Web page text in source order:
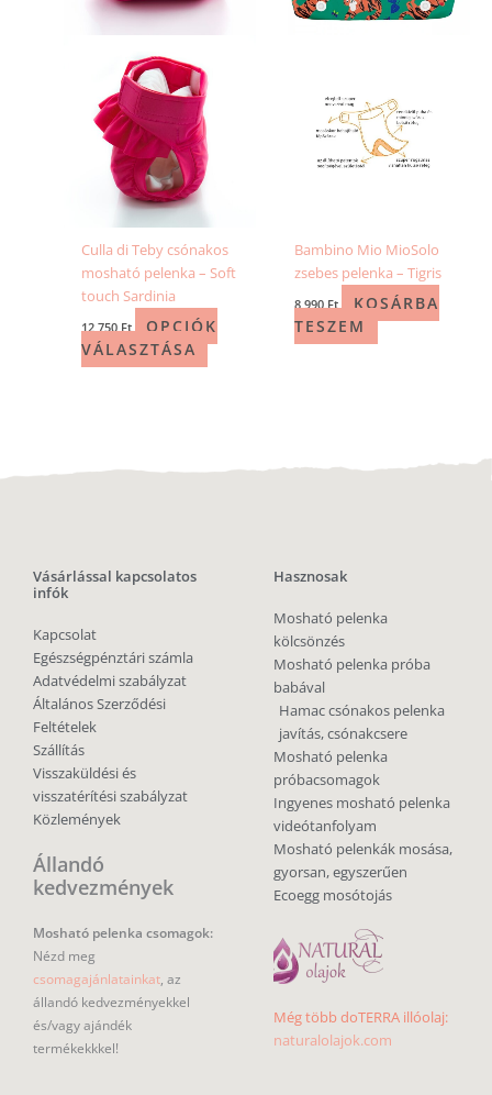
Culla di Teby csónakos
mosható pelenka – Soft
touch Sardinia
12 750 Ft
OPCIÓK
VÁLASZTÁSA
változatok
választhatók
Bambino Mio MioSolo
zsebes pelenka – Tigris
8 990 Ft
KOSÁRBA
TESZEM
Vásárlással kapcsolatos
infók
Kapcsolat
Egészségpénztári számla
Adatvédelmi szabályzat
Általános Szerződési
Feltételek
Szállítás
Visszaküldési és
visszatérítési szabályzat
Közlemények
Állandó
kedvezmények
Mosható pelenka csomagok:
Nézd meg
csomagajánlatainkat, az
állandó kedvezményekkel
és/vagy ajándék
termékekkkel!
Hasznosak
Mosható pelenka
kölcsönzés
Mosható pelenka próba
babával
Hamac csónakos pelenka
javítás, csónakcsere
Mosható pelenka
próbacsomagok
Ingyenes mosható pelenka
videótanfolyam
Mosható pelenkák mosása,
gyorsan, egyszerűen
Ecoegg mosótojás
Még több doTERRA illóolaj:
naturalolajok.com